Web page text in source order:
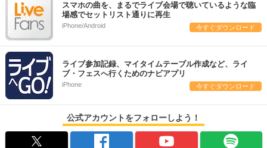
スマホの曲を、まるでライブ会場で聴いているような臨
場感でセットリスト通りに再生
iPhone/Android 今すぐダウンロード
ライブ参加記録、マイタイムテーブル作成など、ライ
ブ・フェスへ行くためのナビアプリ
iPhone 今すぐダウンロード
公式アカウントをフォローしよう！